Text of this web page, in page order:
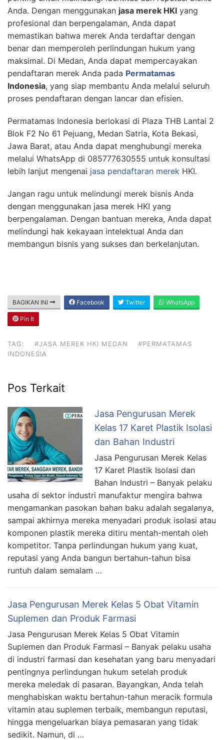
Anda. Dengan menggunakan jasa merek HKI yang
profesional dan berpengalaman, Anda dapat
memastikan bahwa merek Anda terdaftar dengan
benar dan memperoleh perlindungan hukum yang
maksimal. Di Medan, Anda dapat mempercayakan
pendaftaran merek Anda pada Permatamas
Indonesia, yang siap membantu Anda melalui seluruh
proses pendaftaran dengan lancar dan efisien.
Permatamas Indonesia berlokasi di Plaza THB Lantai 2
Blok F2 No 61 Pejuang, Medan Satria, Kota Bekasi,
Jawa Barat, atau Anda dapat menghubungi mereka
melalui WhatsApp di 085777630555 untuk konsultasi
lebih lanjut mengenai jasa pendaftaran merek HKI.
Jangan ragu untuk melindungi merek bisnis Anda
dengan menggunakan jasa merek HKI yang
berpengalaman. Dengan bantuan mereka, Anda dapat
melindungi hak kekayaan intelektual Anda dan
membangun bisnis yang sukses dan berkelanjutan.
BAGIKAN INI Facebook Twitter WhatsApp
Pin It
TAG: #JASA MEREK HKI MEDAN
#PERMATAMAS
INDONESIA
Pos Terkait
Jasa Pengurusan Merek
Kelas 17 Karet Plastik Isolasi
dan Bahan Industri
Jasa Pengurusan Merek Kelas
17 Karet Plastik Isolasi dan
Bahan Industri – Banyak pelaku
usaha di sektor industri manufaktur mengira bahwa
mengamankan pasokan bahan baku adalah segalanya,
sampai akhirnya mereka menyadari produk isolasi atau
komponen plastik mereka ditiru mentah-mentah oleh
kompetitor. Tanpa perlindungan hukum yang kuat,
reputasi yang Anda bangun bertahun-tahun bisa
runtuh dalam semalam …
Jasa Pengurusan Merek Kelas 5 Obat Vitamin
Suplemen dan Produk Farmasi
Jasa Pengurusan Merek Kelas 5 Obat Vitamin
Suplemen dan Produk Farmasi – Banyak pelaku usaha
di industri farmasi dan kesehatan yang baru menyadari
pentingnya perlindungan hukum setelah produk
mereka meledak di pasaran. Bayangkan, Anda telah
menghabiskan waktu bertahun-tahun meracik formula
vitamin atau suplemen terbaik, membangun reputasi,
hingga mengeluarkan biaya pemasaran yang tidak
sedikit. Namun, di …